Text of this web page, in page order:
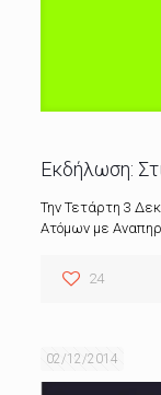
Εκδήλωση:
Την Τετάρτη 3
Ατόμων με
24
02/12/2014